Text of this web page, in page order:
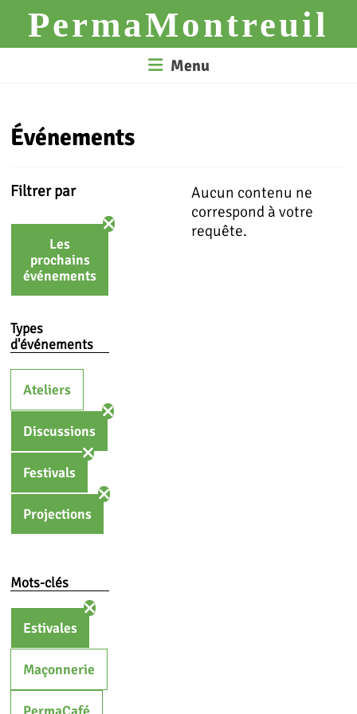
contentPermaMontreuil
Menu
Événements
Filtrer par
Les
prochains
événements
Types
d'événements
Ateliers
Discussions
Festivals
Projections
Mots-clés
Estivales
Maçonnerie
Aucun contenu ne
correspond à votre
requête.